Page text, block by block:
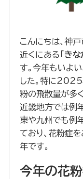
こんにちは、神
近くにある「 きな
す。今年もいよ
した。特に2025
粉の飛散量が多
近畿地方では例
東や九州でも例
ており、花粉症
年です。
今年の花